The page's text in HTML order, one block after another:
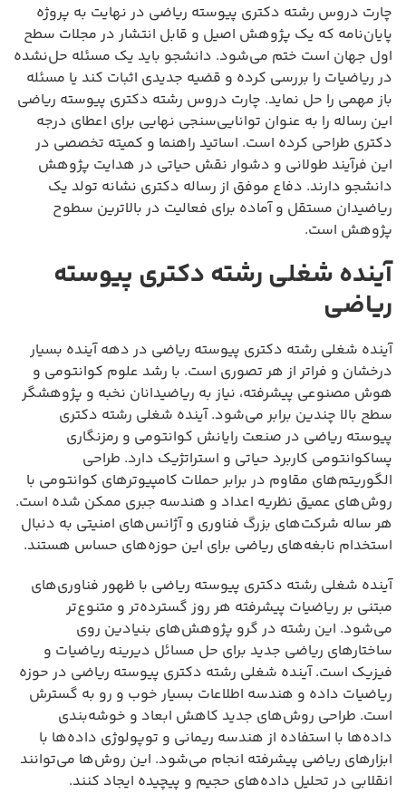
چارت دروس رشته دکتری پیوسته ریاضی در نهایت به پروژه
پایان‌نامه که یک پژوهش اصیل و قابل انتشار در مجلات سطح
اول جهان است ختم می‌شود. دانشجو باید یک مسئله حل‌نشده
در ریاضیات را بررسی کرده و قضیه جدیدی اثبات کند یا مسئله
باز مهمی را حل نماید. چارت دروس رشته دکتری پیوسته ریاضی
این رساله را به عنوان توانایی‌سنجی نهایی برای اعطای درجه
دکتری طراحی کرده است. اساتید راهنما و کمیته تخصصی در
این فرآیند طولانی و دشوار نقش حیاتی در هدایت پژوهش
دانشجو دارند. دفاع موفق از رساله دکتری نشانه تولد یک
ریاضیدان مستقل و آماده برای فعالیت در بالاترین سطوح
پژوهش است.
آینده شغلی رشته دکتری پیوسته
ریاضی
آینده شغلی رشته دکتری پیوسته ریاضی در دهه آینده بسیار
درخشان و فراتر از هر تصوری است. با رشد علوم کوانتومی و
هوش مصنوعی پیشرفته، نیاز به ریاضیدانان نخبه و پژوهشگر
سطح بالا چندین برابر می‌شود. آینده شغلی رشته دکتری
پیوسته ریاضی در صنعت رایانش کوانتومی و رمزنگاری
پساکوانتومی کاربرد حیاتی و استراتژیک دارد. طراحی
الگوریتم‌های مقاوم در برابر حملات کامپیوترهای کوانتومی با
روش‌های عمیق نظریه اعداد و هندسه جبری ممکن شده است.
هر ساله شرکت‌های بزرگ فناوری و آژانس‌های امنیتی به دنبال
استخدام نابغه‌های ریاضی برای این حوزه‌های حساس هستند.
آینده شغلی رشته دکتری پیوسته ریاضی با ظهور فناوری‌های
مبتنی بر ریاضیات پیشرفته هر روز گسترده‌تر و متنوع‌تر
می‌شود. این رشته در گرو پژوهش‌های بنیادین روی
ساختارهای ریاضی جدید برای حل مسائل دیرینه ریاضیات و
فیزیک است. آینده شغلی رشته دکتری پیوسته ریاضی در حوزه
ریاضیات داده و هندسه اطلاعات بسیار خوب و رو به گسترش
است. طراحی روش‌های جدید کاهش ابعاد و خوشه‌بندی
داده‌ها با استفاده از هندسه ریمانی و توپولوژی داده‌ها با
ابزارهای ریاضی پیشرفته انجام می‌شود. این روش‌ها می‌توانند
انقلابی در تحلیل داده‌های حجیم و پیچیده ایجاد کنند.